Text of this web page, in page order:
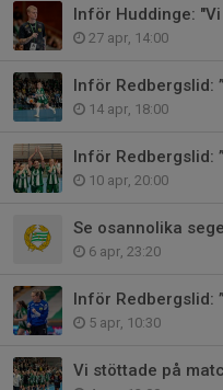
Inför Huddinge:
27 apr, 14:00
Inför Redbergslid:
14 apr, 18:00
10 apr, 20:00
Se osannolika
6 apr, 23:20
5 apr, 10:30
Vi stöttade på